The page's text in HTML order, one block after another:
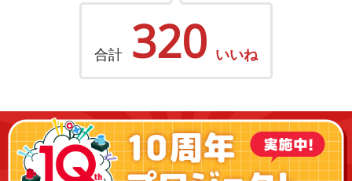
合計 320 いいね